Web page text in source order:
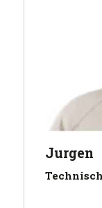
Jurgen